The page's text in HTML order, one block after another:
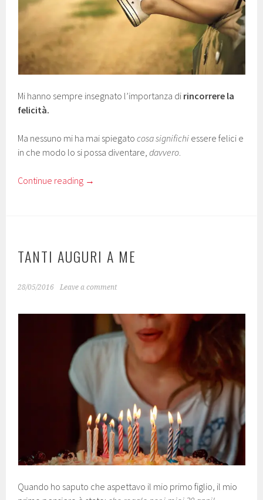
Mi hanno sempre insegnato l’importanza di rincorrere la
felicità.
Ma nessuno mi ha mai spiegatocosa significhi essere felici e
in che modo lo si possa diventare,davvero.
Continue reading →
TANTI AUGURI A ME
28/05/2016 Leave a comment
Quando ho saputo che aspettavo il mio primo figlio, il mio